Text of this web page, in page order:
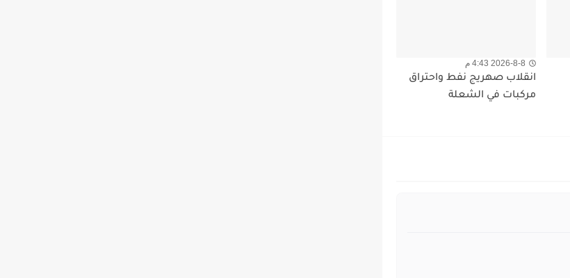
2026-8-8 4:43 م
انقلاب صهريج نفط واحتراق
مركبات في الشعلة